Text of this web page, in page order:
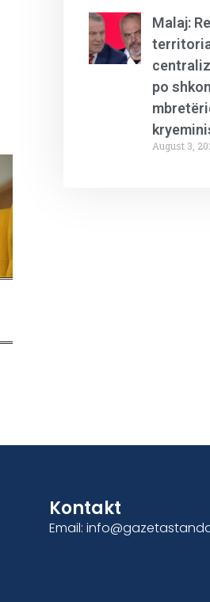
Malaj:
po
August 3,
Kontakt
Email: